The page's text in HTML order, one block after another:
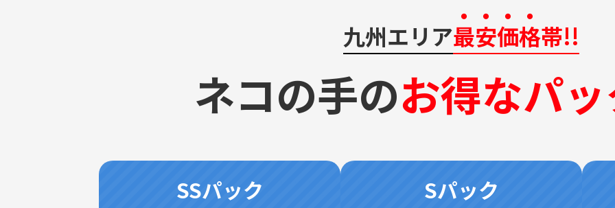
九州エリア最安価格帯!!
ネコの手のお得なパ
SSパック Sパック